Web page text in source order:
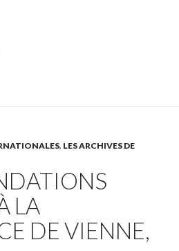
de la Commission de la culture
, LES ARCHIVES DE
LA
DE VIENNE,